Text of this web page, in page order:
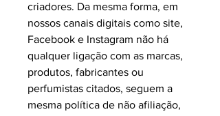
criadores. Da mesma forma, em
nossos canais digitais como site,
Facebook e Instagram não há
qualquer ligação com as marcas,
produtos, fabricantes ou
perfumistas citados, seguem a
mesma política de não afiliação,